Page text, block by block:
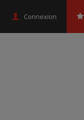
Connexion